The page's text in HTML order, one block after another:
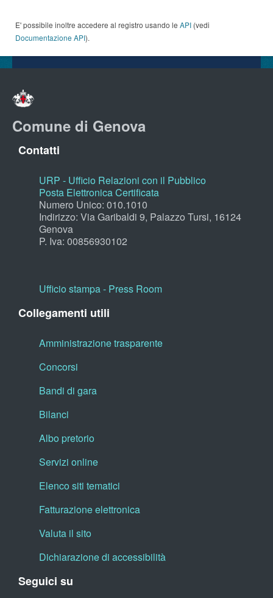
E' possibile inoltre accedere al registro usando le API (vedi
Documentazione API).
Comune di Genova
Contatti
URP - Ufficio Relazioni con il Pubblico
Posta Elettronica Certificata
Numero Unico: 010.1010
Indirizzo: Via Garibaldi 9, Palazzo Tursi, 16124
Genova
P. Iva: 00856930102
Ufficio stampa - Press Room
Collegamenti utili
Amministrazione trasparente
Concorsi
Bandi di gara
Bilanci
Albo pretorio
Servizi online
Elenco siti tematici
Fatturazione elettronica
Valuta il sito
Dichiarazione di accessibilità
Seguici su